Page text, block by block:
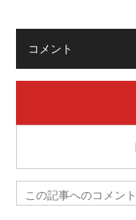
コメント
この記事へのコメン